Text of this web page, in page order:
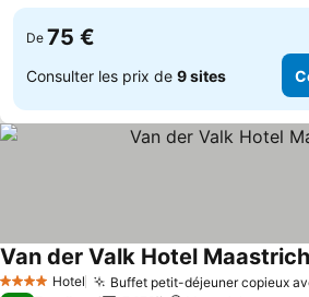
De 75 €
Consulter les prix de 9 sites
4 Étoiles Hotel Buffet petit-déjeuner copieux
Van der Valk Hotel